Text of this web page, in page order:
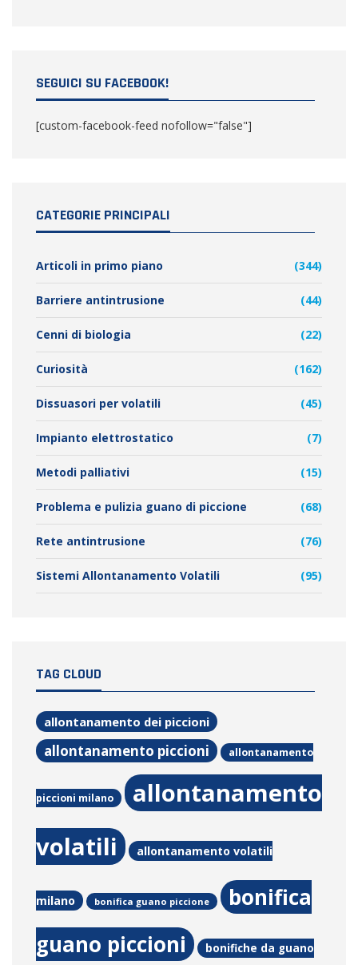
SEGUICI SU FACEBOOK!
[custom-facebook-feed nofollow="false"]
CATEGORIE PRINCIPALI
Articoli in primo piano (344)
Barriere antintrusione (44)
Cenni di biologia (22)
Curiosità (162)
Dissuasori per volatili (45)
Impianto elettrostatico (7)
Metodi palliativi (15)
Problema e pulizia guano di piccione (68)
Rete antintrusione (76)
Sistemi Allontanamento Volatili (95)
TAG CLOUD
allontanamento dei piccioni
allontanamento piccioni allontanamento
piccioni milano
allontanamento
volatili
allontanamento volatili
milano bonifica guano piccione
bonifica
guano piccioni
bonifiche da guano